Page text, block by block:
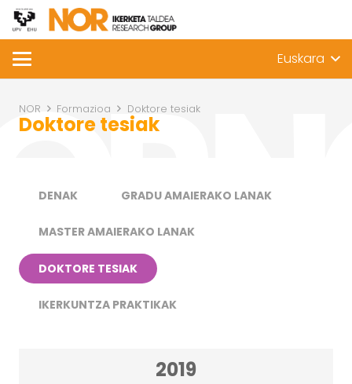
Euskara
NOR Formazioa Doktore tesiak
Doktore tesiak
DENAK GRADU AMAIERAKO LANAK
MASTER AMAIERAKO LANAK
DOKTORE TESIAK
IKERKUNTZA PRAKTIKAK
2019